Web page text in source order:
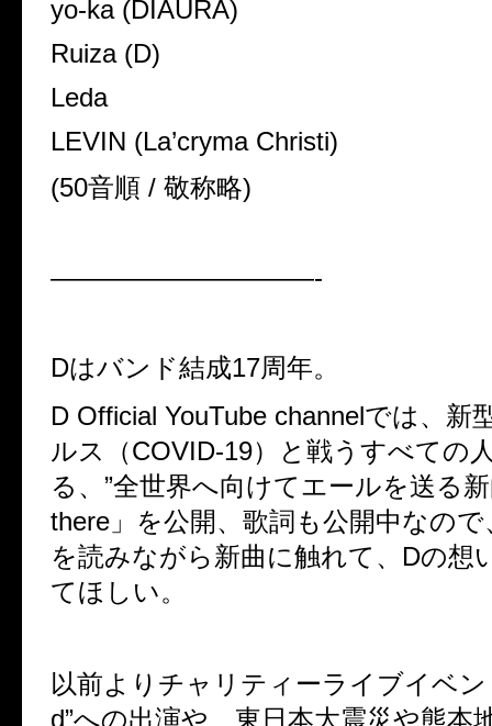
yo-ka (DIAURA)
Ruiza (D)
Leda
LEVIN (La’cryma Christi)
(50音順 / 敬称略)
——————————-
Dはバンド結成17周年。
D Official YouTube channelでは、新
ルス（COVID-19）と戦うすべての
る、”全世界へ向けてエールを送る
there」を公開、歌詞も公開中なので
を読みながら新曲に触れて、Dの想
てほしい。
以前よりチャリティーライブイベン
d”への出演や、東日本大震災や熊本